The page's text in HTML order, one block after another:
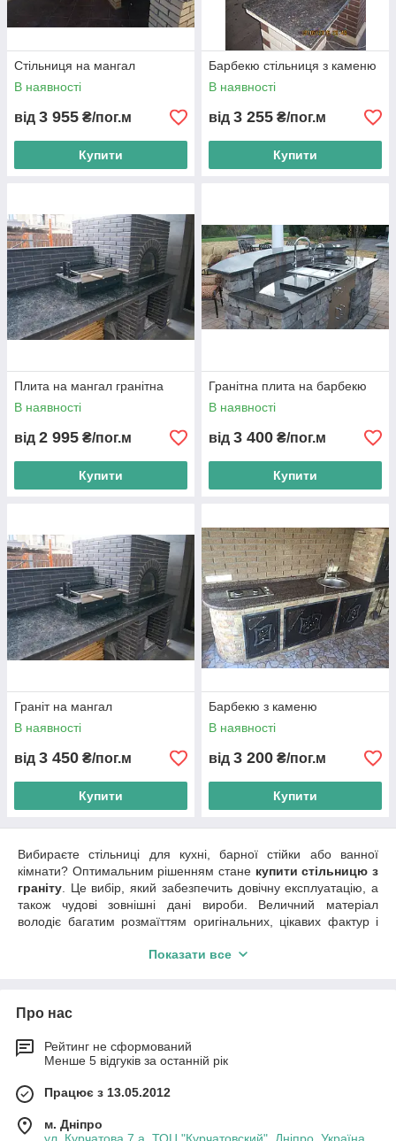
Стільниця на мангал
В наявності
від 3 955 ₴/пог.м
Купити
Барбекю стільниця з каменю
В наявності
від 3 255 ₴/пог.м
Купити
Плита на мангал гранітна
В наявності
від 2 995 ₴/пог.м
Купити
Гранітна плита на барбекю
В наявності
від 3 400 ₴/пог.м
Купити
Граніт на мангал
В наявності
від 3 450 ₴/пог.м
Купити
Барбекю з каменю
В наявності
від 3 200 ₴/пог.м
Купити
Вибираєте стільниці для кухні, барної стійки або ванної
кімнати? Оптимальним рішенням стане купити стільницю з
граніту . Це вибір, який забезпечить довічну експлуатацію, а
також чудові зовнішні дані вироби. Величний матеріал
володіє багатим розмаїттям оригінальних, цікавих фактур і
оптимальний варіант для створення приголомшливого
Є шанувальником мінімалізму? Віддаєте перевагу модерн і
Гранитовая стільниця чудово впишеться в інтер'єр будь-якого
стилю і стане гармонійним родзинкою, яка демонструє
Ціна за м п обробленої стільниці від 1600 грн при ширині 600
мм, без отворів. Ціноутворення залежить від родовища граніт
(кольору), від товщини виробу 2 або 3 см , від ширини (
Показати все
Про нас
Рейтинг не сформований
Менше 5 відгуків за останній рік
Працює з 13.05.2012
м. Дніпро